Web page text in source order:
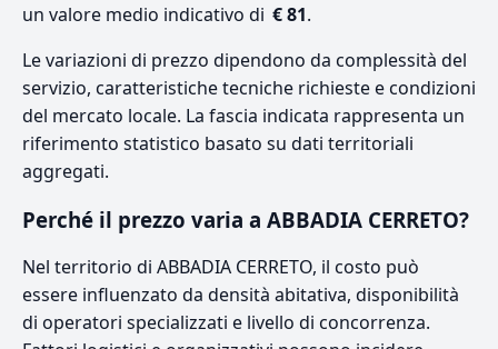
un valore medio indicativo di € 81.
Le variazioni di prezzo dipendono da complessità del
servizio, caratteristiche tecniche richieste e condizioni
del mercato locale. La fascia indicata rappresenta un
riferimento statistico basato su dati territoriali
aggregati.
Perché il prezzo varia a ABBADIA CERRETO?
Nel territorio di ABBADIA CERRETO, il costo può
essere influenzato da densità abitativa, disponibilità
di operatori specializzati e livello di concorrenza.